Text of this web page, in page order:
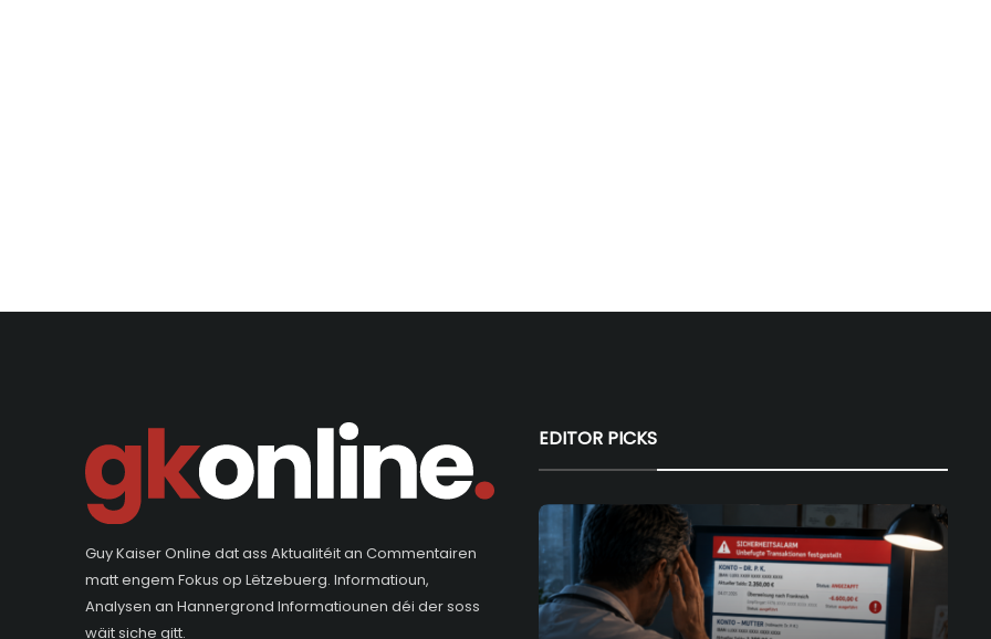
Guy Kaiser Online dat ass Aktualitéit an Commentairen
matt engem Fokus op Lëtzebuerg. Informatioun,
Analysen an Hannergrond Informatiounen déi der soss
wäit siche gitt.
EDITOR PICKS